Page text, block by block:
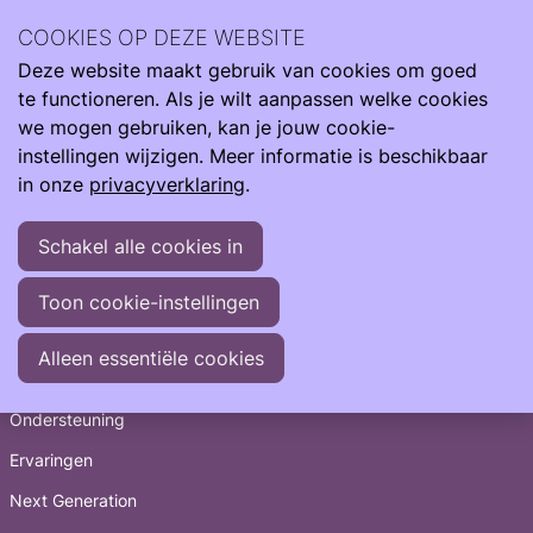
Zoeken
Archief 2022 mei 2022
Archief > 2022 > mei
28-05-2022-Wil jij met lotgenoten praten over jouw
ervaring?
28-05-2022-Cyberpoli voor kinderen die te vroeg
Snel naar
Informatie
Ondersteuning
Ervaringen
Next Generation
COOKIES OP DEZE WEBSITE
Deze website maakt gebruik van cookies om goed
te functioneren. Als je wilt aanpassen welke cookies
we mogen gebruiken, kan je jouw cookie-
instellingen wijzigen. Meer informatie is beschikbaar
in onze privacyverklaring.
Schakel alle cookies in
Toon cookie-instellingen
Alleen essentiële cookies